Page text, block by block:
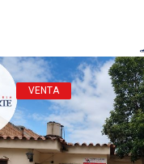
VENTA